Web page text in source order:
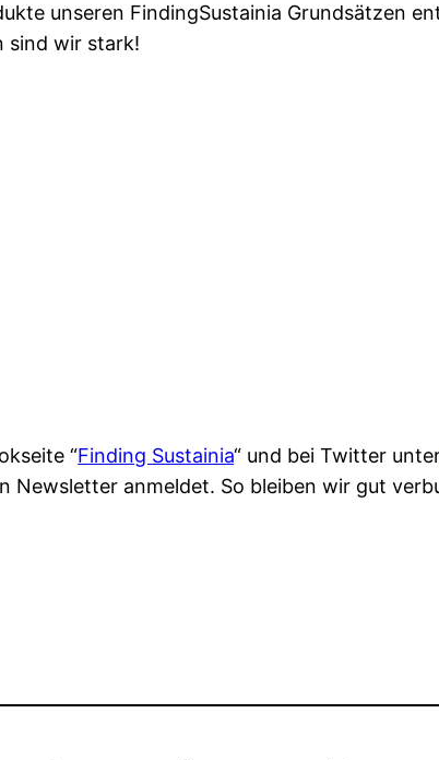
unseren FindingSustainia Grundsätzen
sind wir stark!
“Finding Sustainia“ und bei Twitter
Newsletter anmeldet. So bleiben wir gut